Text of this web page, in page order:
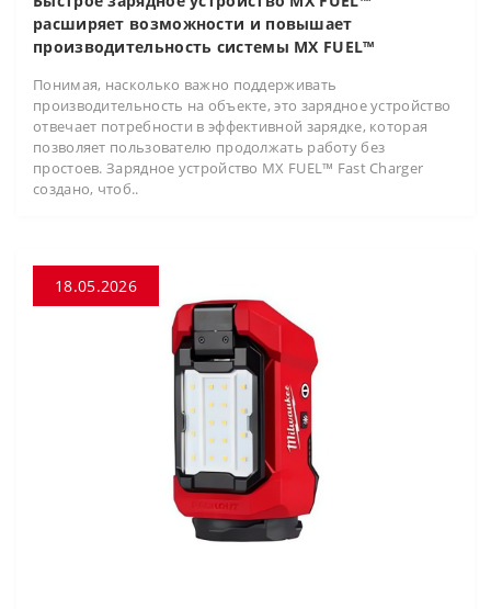
расширяет возможности и повышает
производительность системы MX FUEL™
Понимая, насколько важно поддерживать
производительность на объекте, это зарядное устройство
отвечает потребности в эффективной зарядке, которая
позволяет пользователю продолжать работу без
простоев. Зарядное устройство MX FUEL™ Fast Charger
создано, чтоб..
18.05.2026